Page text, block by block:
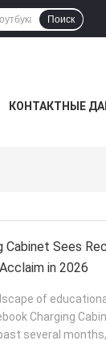
Поиск
КОНТАКТНЫЕ
Cabinet Sees
in 2026
of
Charging
several